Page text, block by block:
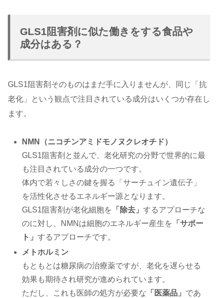
GLS1阻害剤に似た働きをする食品や
成分はある？
GLS1阻害剤そのものはまだ手に入りませんが、同じ「抗
老化」という観点で注目されている成分はいくつか存在し
ます。
NMN（ニコチンアミドモノヌクレオチド）
GLS1阻害剤と並んで、老化研究の分野で世界的に最
も注目されている成分の一つです。
体内で若々しさの鍵を握る「サーチュイン遺伝子」
を活性化させるエネルギー源となります。
GLS1阻害剤が老化細胞を
「除去」するアプローチな
のに対し、NMNは細胞のエネルギー産生を
「サポー
ト」するアプローチです。
メトホルミン
もともとは糖尿病の治療薬ですが、老化を遅らせる
効果も期待され研究が進められています。
ただし、これも医師の処方が必要な 「医薬品」 であ